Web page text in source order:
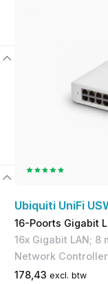
Ubiquiti UniFi
16-Poorts Gigabit
16x Gigabit LAN; 8
Network
178,43 excl. btw